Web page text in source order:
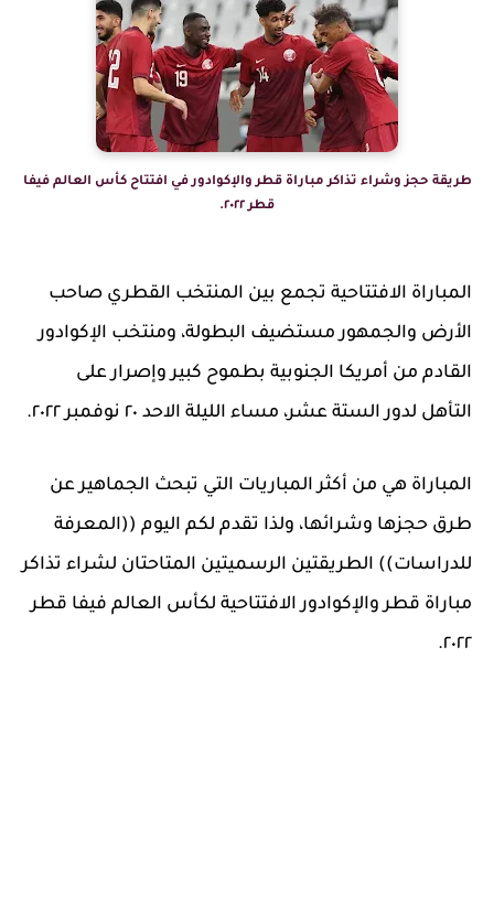
طريقة حجز وشراء تذاكر مباراة قطر والإكوادور في افتتاح كأس العالم فيفا
قطر ٢٠٢٢.
المباراة الافتتاحية تجمع بين المنتخب القطري صاحب
الأرض والجمهور مستضيف البطولة، ومنتخب الإكوادور
القادم من أمريكا الجنوبية بطموح كبير وإصرار على
التأهل لدور الستة عشر، مساء الليلة الاحد ٢٠ نوفمبر ٢٠٢٢.
المباراة هي من أكثر المباريات التي تبحث الجماهير عن
طرق حجزها وشرائها، ولذا تقدم لكم اليوم ((المعرفة
للدراسات)) الطريقتين الرسميتين المتاحتان لشراء تذاكر
مباراة قطر والإكوادور الافتتاحية لكأس العالم فيفا قطر
٢٠٢٢.